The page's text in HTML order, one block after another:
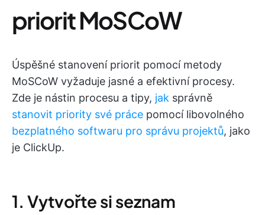
priorit MoSCoW
Úspěšné stanovení priorit pomocí metody
MoSCoW vyžaduje jasné a efektivní procesy.
Zde je nástin procesu a tipy, jak správně
stanovit priority své práce pomocí libovolného
bezplatného softwaru pro správu projektů, jako
je ClickUp.
1. Vytvořte si seznam